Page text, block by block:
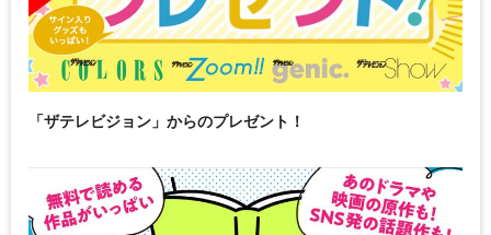
「ザテレビジョン」からのプレゼント！